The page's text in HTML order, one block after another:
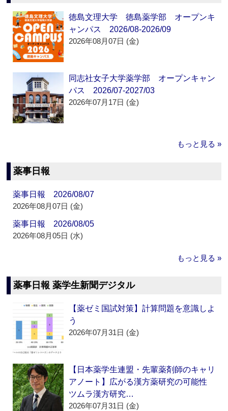
徳島文理大学 徳島薬学部 オープンキ
ャンパス 2026/08-2026/09
2026年08月07日 (金)
同志社女子大学薬学部 オープンキャン
パス 2026/07-2027/03
2026年07月17日 (金)
もっと見る »
薬事日報
薬事日報 2026/08/07
2026年08月07日 (金)
薬事日報 2026/08/05
2026年08月05日 (水)
もっと見る »
薬事日報 薬学生新聞デジタル
【薬ゼミ国試対策】計算問題を意識しよ
う
2026年07月31日 (金)
【日本薬学生連盟・先輩薬剤師のキャリ
アノート】広がる漢方薬研究の可能性
ツムラ漢方研究…
2026年07月31日 (金)